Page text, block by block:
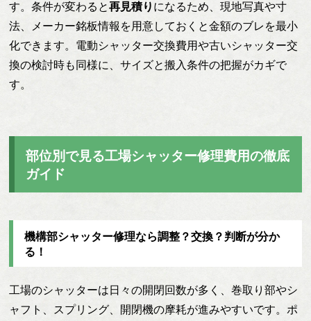
す。条件が変わると再見積り になるため、現地写真や寸
法、メーカー銘板情報を用意しておくと金額のブレを最小
化できます。電動シャッター交換費用や古いシャッター交
換の検討時も同様に、サイズと搬入条件の把握がカギで
す。
部位別で見る工場シャッター修理費用の徹底
ガイド
機構部シャッター修理なら調整？交換？判断が分か
る！
工場のシャッターは日々の開閉回数が多く、巻取り部やシ
ャフト、スプリング、開閉機の摩耗が進みやすいです。ポ